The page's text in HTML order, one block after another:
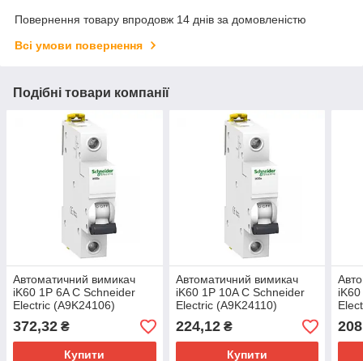
Повернення товару впродовж 14 днів за домовленістю
Всі умови повернення
Подібні товари компанії
Автоматичний вимикач
iK60 1P 6A C Schneider
Electric (A9K24106)
372,32 ₴
Купити
Автоматичний вимикач
iK60 1P 10A C Schneider
Electric (A9K24110)
224,12₴
Купити
208